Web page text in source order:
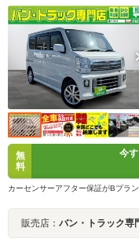
ルミ
無
料
今
カーセンサーアフター保証がBプラ
販売店： バン・トラック